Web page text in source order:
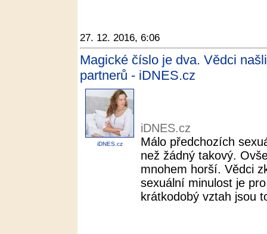
27. 12. 2016, 6:06
Magické číslo je dva. Vědci
partnerů - iDNES.cz
iDNES.cz
iDNES.cz
Málo předchozích
než žádný takový.
mnohem horší. Vědci
sexuální minulost je
krátkodobý vztah jsou